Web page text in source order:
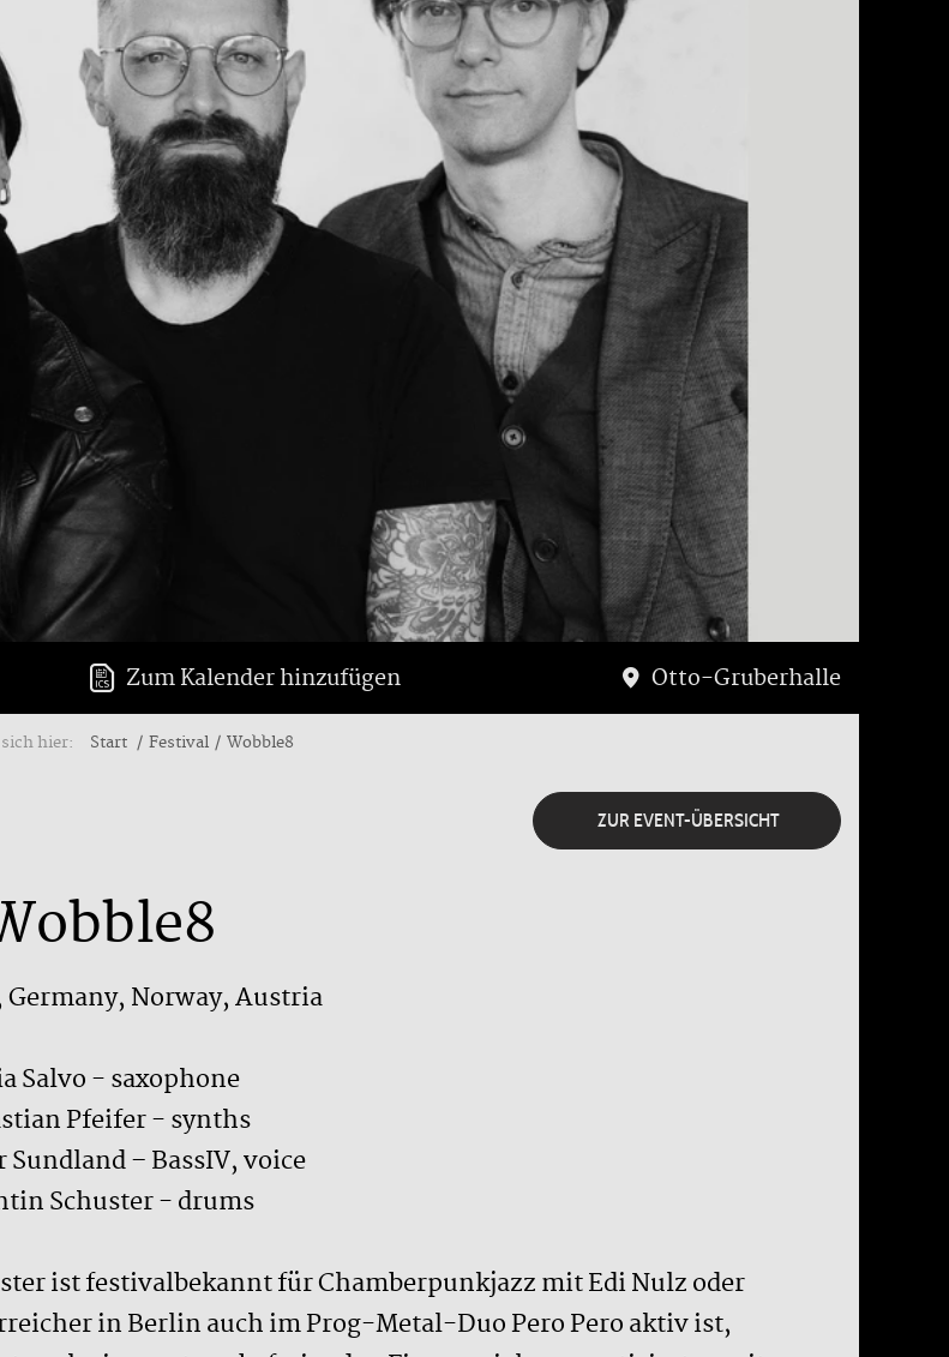
Zum Kalender hinzufügen Otto-Gruberhalle
hier: Start Festival Wobble8
ZUR EVENT-ÜBERSICHT
Norway, Austria
Salvo - saxophone
Pfeifer - synths
Sundland – BassIV, voice
Schuster - drums
ist festivalbekannt für Chamberpunkjazz mit Edi Nulz oder
in Berlin auch im Prog-Metal-Duo Pero Pero aktiv ist,